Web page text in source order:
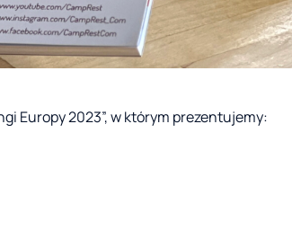
Europy 2023”, w którym prezentujemy: